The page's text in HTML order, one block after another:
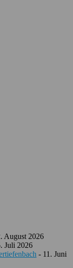
August 2026
Juli 2026
- 11. Juni